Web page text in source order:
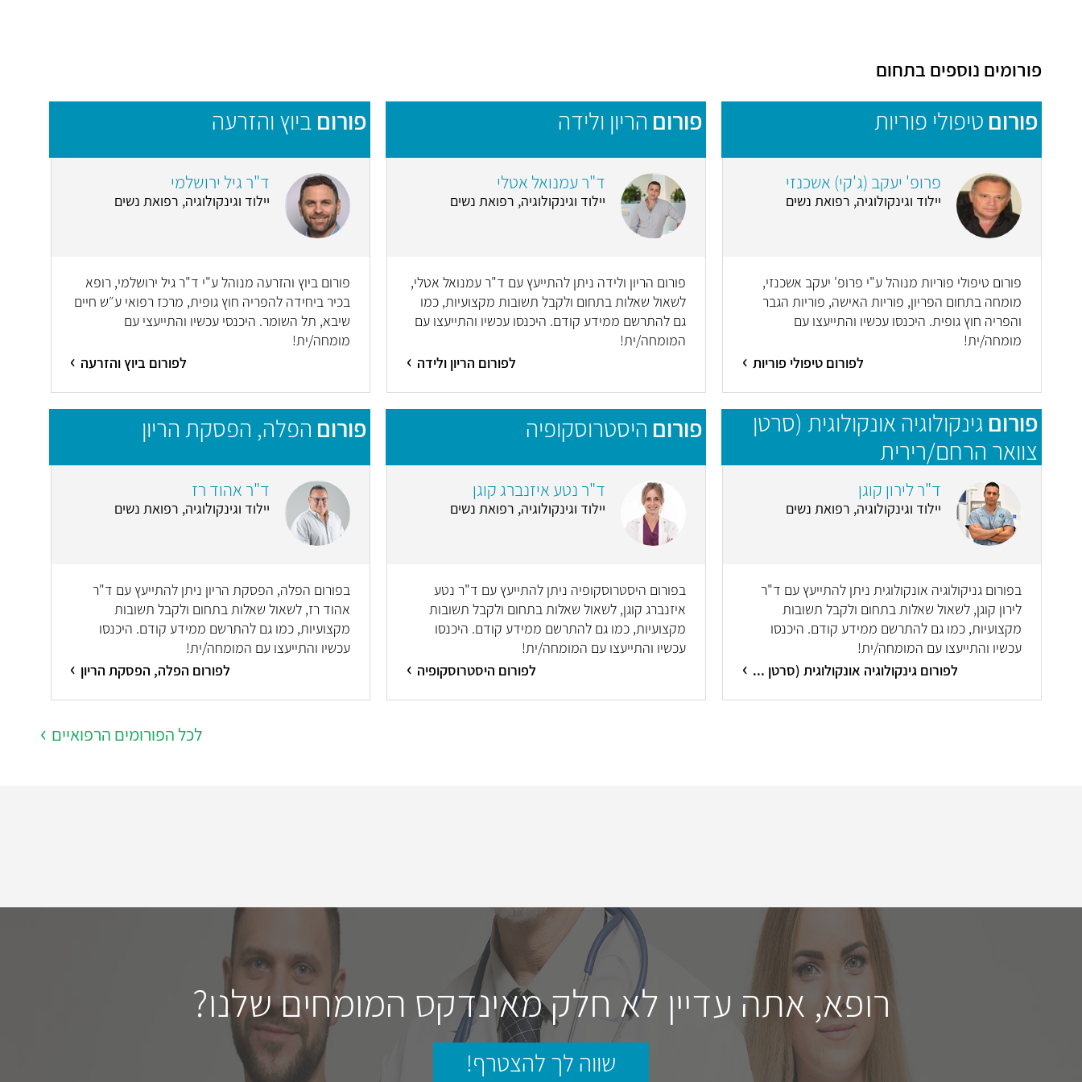
פורומים נוספים בתחום
פורום טיפולי פוריות
פרופ' יעקב (ג'קי) אשכנזי
יילוד וגינקולוגיה, רפואת נשים
פורום טיפולי פוריות מנוהל ע"י פרופ' יעקב אשכנזי,
מומחה בתחום הפריון, פוריות האישה, פוריות הגבר
והפריה חוץ גופית. היכנסו עכשיו והתייעצו עם
מומחה/ית!
לפורום טיפולי פוריות
פורום הריון ולידה
ד"ר עמנואל אטלי
יילוד וגינקולוגיה, רפואת נשים
פורום הריון ולידה ניתן להתייעץ עם ד"ר עמנואל אטלי,
לשאול שאלות בתחום ולקבל תשובות מקצועיות, כמו
גם להתרשם ממידע קודם. היכנסו עכשיו והתייעצו עם
המומחה/ית!
לפורום הריון ולידה
פורום ביוץ והזרעה
ד"ר גיל ירושלמי
יילוד וגינקולוגיה, רפואת נשים
פורום ביוץ והזרעה מנוהל ע"י ד"ר גיל ירושלמי, רופא
בכיר ביחידה להפריה חוץ גופית, מרכז רפואי ע״ש חיים
שיבא, תל השומר. היכנסי עכשיו והתייעצי עם
מומחה/ית!
לפורום ביוץ והזרעה
פורום גינקולוגיה אונקולוגית (סרטן
צוואר הרחם/רירית
הרחם/שחלות/סרטן העריה)
ד"ר לירון קוגן
יילוד וגינקולוגיה, רפואת נשים
בפורום גניקולוגיה אונקולוגית ניתן להתייעץ עם ד"ר
לירון קוגן, לשאול שאלות בתחום ולקבל תשובות
מקצועיות, כמו גם להתרשם ממידע קודם. היכנסו
עכשיו והתייעצו עם המומחה/ית!
לפורום גינקולוגיה אונקולוגית (סרטן ...
פורום היסטרוסקופיה
ד"ר נטע איזנברג קוגן
יילוד וגינקולוגיה, רפואת נשים
בפורום היסטרוסקופיה ניתן להתייעץ עם ד"ר נטע
איזנברג קוגן, לשאול שאלות בתחום ולקבל תשובות
מקצועיות, כמו גם להתרשם ממידע קודם. היכנסו
עכשיו והתייעצו עם המומחה/ית!
לפורום היסטרוסקופיה
פורום הפלה, הפסקת הריון
ד"ר אהוד רז
יילוד וגינקולוגיה, רפואת נשים
בפורום הפלה, הפסקת הריון ניתן להתייעץ עם ד"ר
אהוד רז, לשאול שאלות בתחום ולקבל תשובות
מקצועיות, כמו גם להתרשם ממידע קודם. היכנסו
עכשיו והתייעצו עם המומחה/ית!
לפורום הפלה, הפסקת הריון
לכל הפורומים הרפואיים
רופא, אתה עדיין לא חלק מאינדקס המומחים שלנו?
שווה לך להצטרף!